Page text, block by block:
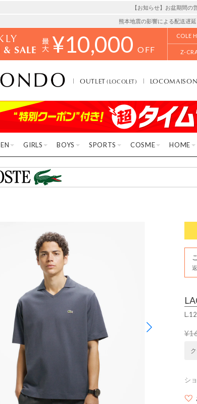
【お知らせ】お盆期間の
熊本地震の影響による配送遅延
SALE ¥10,000 OFF
COLE
Z-
OUTLET(LOCOLET) LOCOMAISON
GIRLS BOYS SPORTS COSME HOME
シ